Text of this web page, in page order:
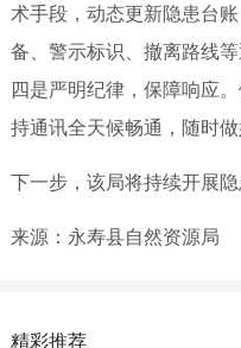
术手段，动态更新隐患台
备、警示标识、撤离路线
四是严明纪律，保障响应
持通讯全天候畅通，随时
下一步，该局将持续开展
来源：永寿县自然资源局
精彩推荐